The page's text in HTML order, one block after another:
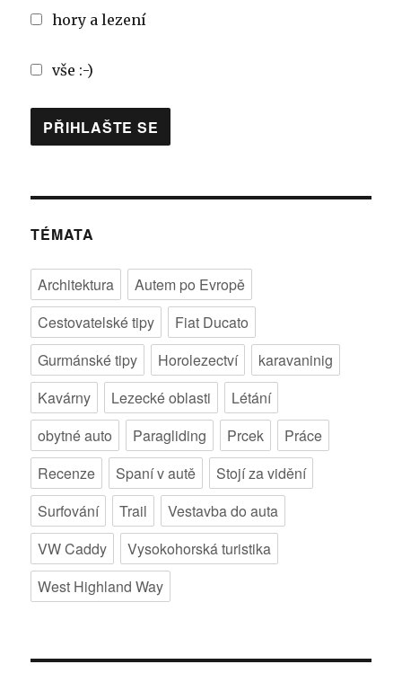
hory a lezení
vše :-)
TÉMATA
Architektura
Autem po Evropě
Cestovatelské tipy
Fiat Ducato
Gurmánské tipy
Horolezectví
karavaninig
Kavárny
Lezecké oblasti
Létání
obytné auto
Paragliding Prcek
Práce
Recenze
Spaní v autě
Stojí za vidění
Surfování
Trail
Vestavba do auta
VW Caddy
Vysokohorská turistika
West Highland Way